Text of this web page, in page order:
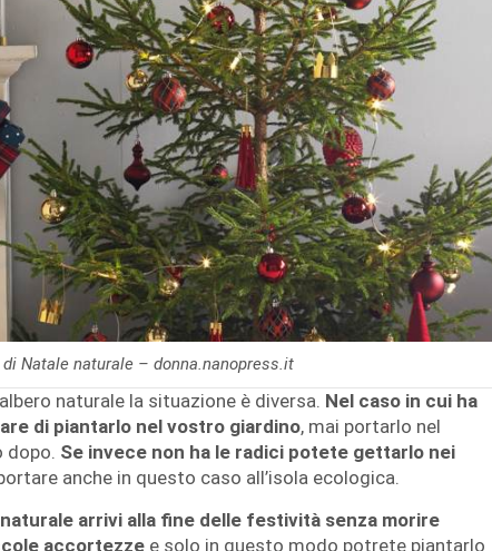
di Natale naturale – donna.nanopress.it
naturale la situazione è diversa. Nel caso in cui ha
di piantarlo nel vostro giardino, mai portarlo nel
dopo. Se invece non ha le radici potete gettarlo nei
anche in questo caso all’isola ecologica.
arrivi alla fine delle festività senza morire
accortezze e solo in questo modo potrete piantarlo